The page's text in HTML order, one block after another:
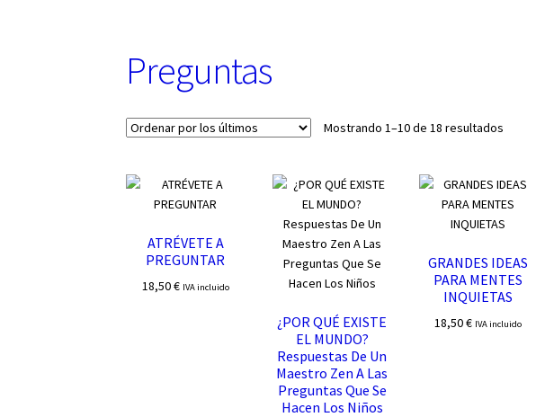
c
a
e
r
Preguntas
Mostrando 1–10 de 18 resultados
últimos
ATRÉVETE A
PREGUNTAR
18,50€ IVA incluido
¿POR QUÉ EXISTE
EL MUNDO?
Respuestas De Un
Maestro Zen A Las
Preguntas Que Se
Hacen Los Niños
GRANDES IDEAS
PARA MENTES
INQUIETAS
18,50€ IVA incluido